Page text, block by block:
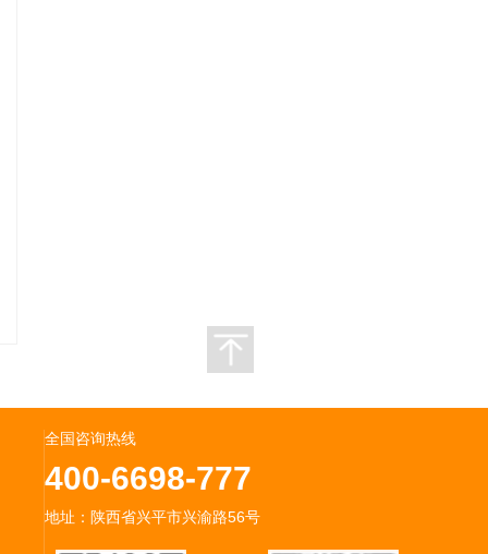
全国咨询热线
400-6698-777
地址：陕西省兴平市兴渝路56号